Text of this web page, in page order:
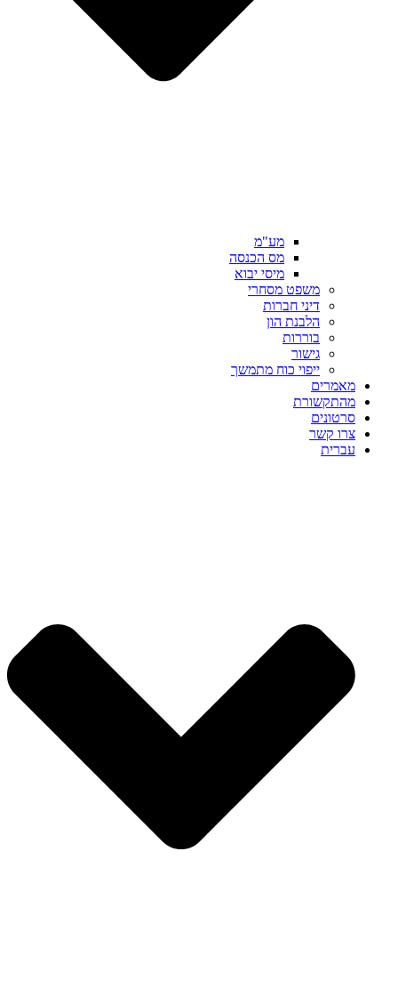
מע"מ
מס הכנסה
מיסי יבוא
משפט מסחרי
דיני חברות
הלבנת הון
בוררות
גישור
ייפוי כוח מתמשך
מאמרים
מהתקשורת
סרטונים
צרו קשר
עברית